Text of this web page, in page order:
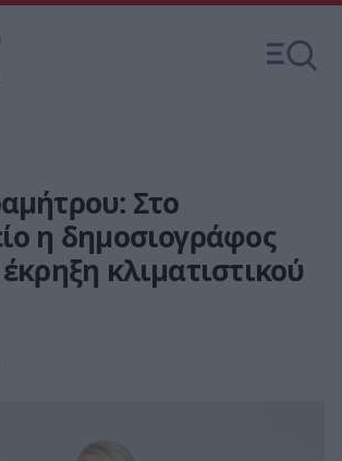
Στο
η δημοσιογράφος
κλιματιστικού